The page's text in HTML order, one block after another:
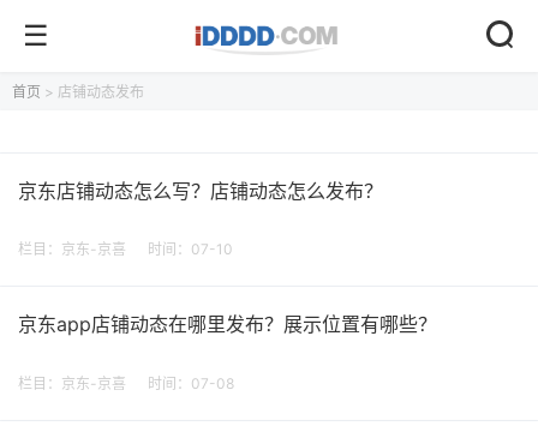
首页 > 店铺动态发布
京东店铺动态怎么写？店铺动态怎么发布？
栏目： 京东-京喜 时间：07-10
京东app店铺动态在哪里发布？展示位置有哪些？
栏目： 京东-京喜 时间：07-08